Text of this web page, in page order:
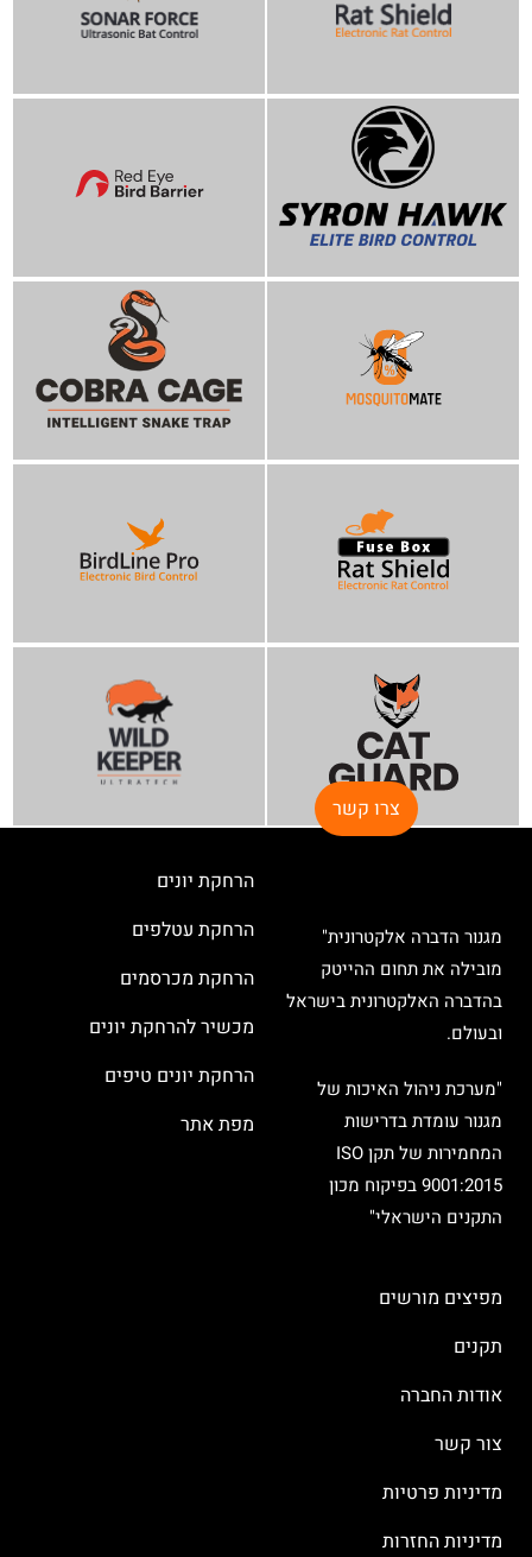
צרו קשר
מגנור הדברה אלקטרונית"
מובילה את תחום ההייטק
בהדברה האלקטרונית בישראל
ובעולם.
"מערכת ניהול האיכות של
מגנור עומדת בדרישות
המחמירות של תקן ISO
9001:2015 בפיקוח מכון
התקנים הישראלי"
הרחקת יונים
הרחקת עטלפים
הרחקת מכרסמים
מכשיר להרחקת יונים
הרחקת יונים טיפים
מפת אתר
מפיצים מורשים
תקנים
אודות החברה
צור קשר
מדיניות פרטיות
מדיניות החזרות